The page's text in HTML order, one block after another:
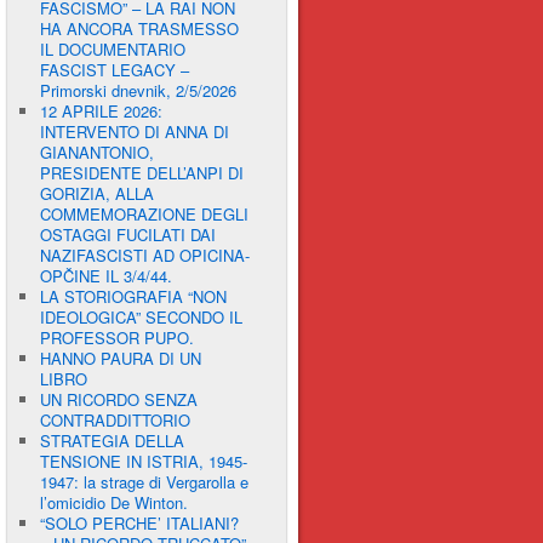
FASCISMO” – LA RAI NON
HA ANCORA TRASMESSO
IL DOCUMENTARIO
FASCIST LEGACY –
Primorski dnevnik, 2/5/2026
12 APRILE 2026:
INTERVENTO DI ANNA DI
GIANANTONIO,
PRESIDENTE DELL’ANPI DI
GORIZIA, ALLA
COMMEMORAZIONE DEGLI
OSTAGGI FUCILATI DAI
NAZIFASCISTI AD OPICINA-
OPČINE IL 3/4/44.
LA STORIOGRAFIA “NON
IDEOLOGICA” SECONDO IL
PROFESSOR PUPO.
HANNO PAURA DI UN
LIBRO
UN RICORDO SENZA
CONTRADDITTORIO
STRATEGIA DELLA
TENSIONE IN ISTRIA, 1945-
1947: la strage di Vergarolla e
l’omicidio De Winton.
“SOLO PERCHE’ ITALIANI?